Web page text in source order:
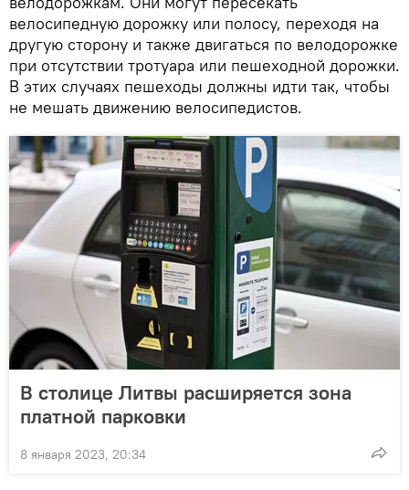
велосипедную дорожку или полосу, переходя на
другую сторону и также двигаться по велодорожке
при отсутствии тротуара или пешеходной дорожки.
В этих случаях пешеходы должны идти так, чтобы
не мешать движению велосипедистов.
В столице Литвы расширяется зона
платной парковки
8 января 2023, 20:34